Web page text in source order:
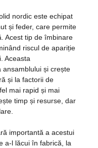
nordic este echipat
și feder, care permite
Acest tip de îmbinare
riscul de apariție
Aceasta
și crește
și la factorii de
mai rapid și mai
timp și resurse, dar
importantă a acestui
a-l lăcui în fabrică, la